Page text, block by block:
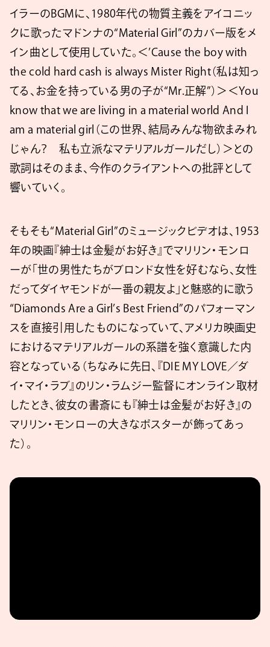
イラーのBGMに、1980年代の物質主義をアイコニッ
クに歌ったマドンナの“Material Girl”のカバー版をメ
イン曲として使用していた。＜’Cause the boy with
the cold hard cash is always Mister Right（私は知っ
てる、お金を持っている男の子が“Mr.正解”）＞＜You
know that we are living in a material world And I
am a material girl（この世界、結局みんな物欲まみれ
じゃん？ 私も立派なマテリアルガールだし）＞との
歌詞はそのまま、今作のクライアントへの批評として
響いていく。
そもそも“Material Girl”のミュージックビデオは、1953
年の映画『紳士は金髪がお好き』でマリリン・モンロ
ーが「世の男性たちがブロンド女性を好むなら、女性
だってダイヤモンドが一番の親友よ」と魅惑的に歌う
“Diamonds Are a Girl’s Best Friend”のパフォーマン
スを直接引用したものになっていて、アメリカ映画史
におけるマテリアルガールの系譜を強く意識した内
容となっている（ちなみに先日、『DIE MY LOVE／ダ
イ・マイ・ラブ』のリン・ラムジー監督にオンライン取材
したとき、彼女の書斎にも『紳士は金髪がお好き』の
マリリン・モンローの大きなポスターが飾ってあっ
た）。